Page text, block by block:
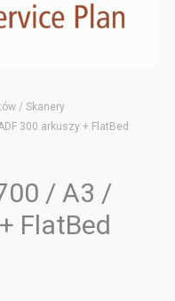
/ Skanery
300 arkuszy + FlatBed
/ A3 /
FlatBed